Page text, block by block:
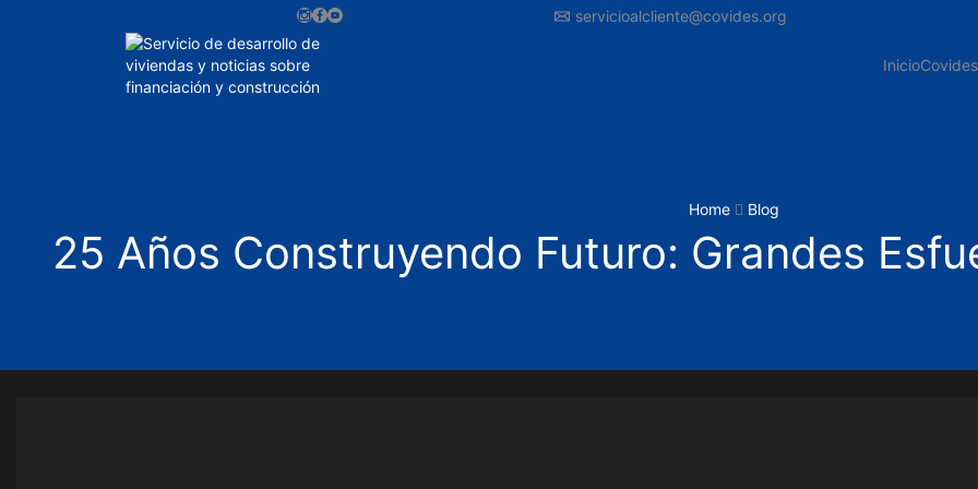
servicioalcliente@covides.org
InicioCovides
Home Blog
25 Años Construyendo Futuro: Grandes